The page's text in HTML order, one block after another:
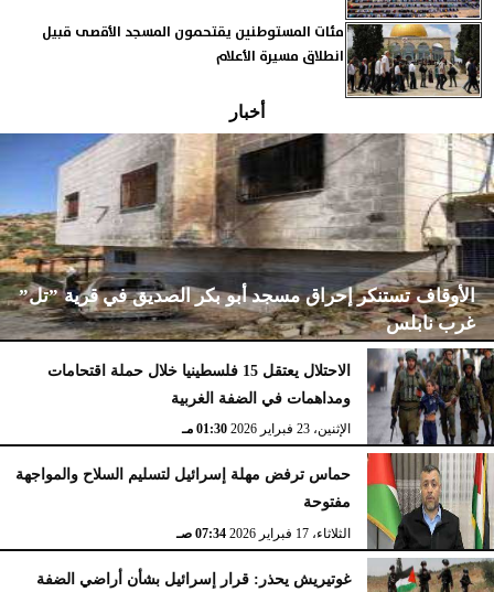
مئات المستوطنين يقتحمون المسجد الأقصى قبيل
انطلاق مسيرة الأعلام
أخبار
الأوقاف تستنكر إحراق مسجد أبو بكر الصديق في قرية ”تل”
غرب نابلس
الإثنين، 23 فبراير 2026 02:15 مـ
الاحتلال يعتقل 15 فلسطينيا خلال حملة اقتحامات
ومداهمات في الضفة الغربية
الإثنين، 23 فبراير 2026 01:30 مـ
حماس ترفض مهلة إسرائيل لتسليم السلاح والمواجهة
مفتوحة
الثلاثاء، 17 فبراير 2026 07:34 صـ
غوتيريش يحذر: قرار إسرائيل بشأن أراضي الضفة